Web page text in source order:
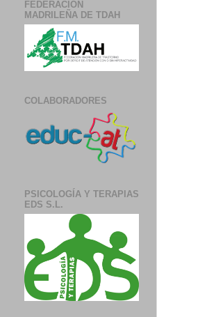
FEDERACIÓN
MADRILEÑA DE TDAH
COLABORADORES
PSICOLOGÍA Y TERAPIAS
EDS S.L.